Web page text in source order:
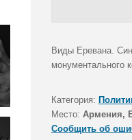
Виды Еревана.
монументального
Категория:
Место: Армения,
Сообщить об